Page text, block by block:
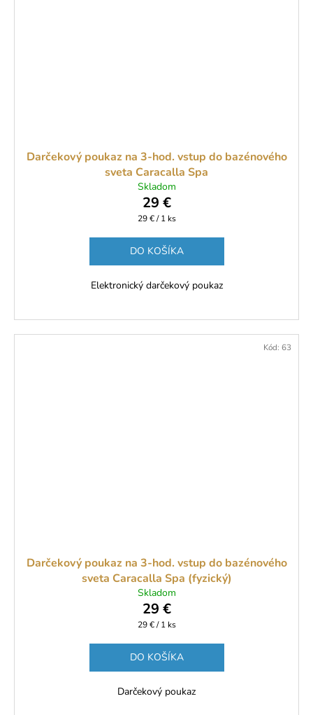
Darčekový poukaz na 3-hod. vstup do bazénového
sveta Caracalla Spa
Skladom
29 €
Jednotková
29 € / 1 ks
DO KOŠÍKA
Elektronický darčekový poukaz
Darčekový poukaz na 3-hod. vstup do bazénového
sveta Caracalla Spa (fyzický)
Skladom
29 €
Jednotková
29 € / 1 ks
DO KOŠÍKA
Darčekový poukaz
Kód: 63